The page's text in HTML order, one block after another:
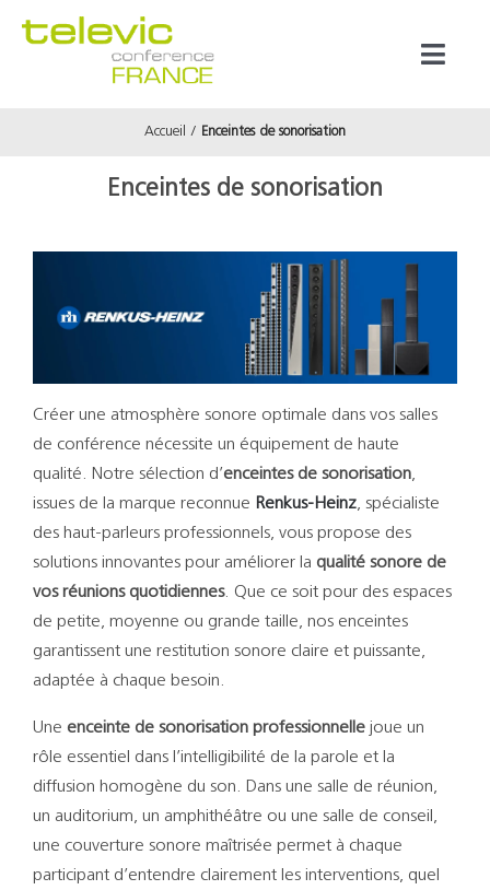
À propos
Support
Accueil Enceintes de sonorisation
Enceintes de sonorisation
Créer une atmosphère sonore optimale dans vos salles
de conférence nécessite un équipement de haute
qualité. Notre sélection d’enceintes de sonorisation,
issues de la marque reconnue Renkus-Heinz, spécialiste
des haut-parleurs professionnels, vous propose des
solutions innovantes pour améliorer la qualité sonore de
vos réunions quotidiennes. Que ce soit pour des espaces
de petite, moyenne ou grande taille, nos enceintes
garantissent une restitution sonore claire et puissante,
adaptée à chaque besoin.
Une enceinte de sonorisation professionnelle joue un
rôle essentiel dans l’intelligibilité de la parole et la
diffusion homogène du son. Dans une salle de réunion,
un auditorium, un amphithéâtre ou une salle de conseil,
une couverture sonore maîtrisée permet à chaque
participant d’entendre clairement les interventions, quel